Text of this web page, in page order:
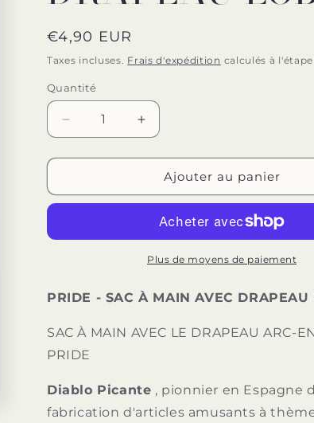
o
n
Prix
habituel
€4,90 EUR
Taxes incluses. Frais d'expédition calculés à
Quantité
Quantité
Réduire
la
quantité
PRIDE
MAIN
Augmenter
la
quantité
PRIDE
SAC
MAIN
DRAPEAU
Ajouter au panier
Plus de moyens de paiement
PRIDE - SAC À MAIN AVEC DRAPEAU
SAC À MAIN AVEC LE DRAPEAU ARC-
PRIDE
Diablo Picante , pionnier en Espagne
fabrication d'articles amusants à